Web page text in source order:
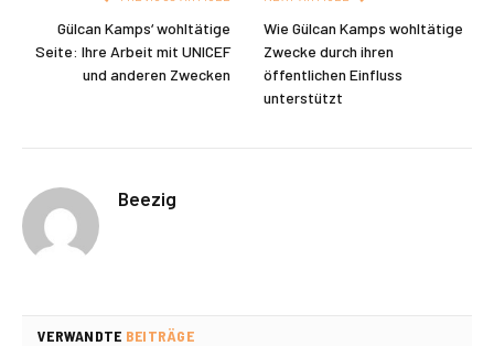
Gülcan Kamps‘ wohltätige
Seite: Ihre Arbeit mit UNICEF
und anderen Zwecken
Wie Gülcan Kamps wohltätige
Zwecke durch ihren
öffentlichen Einfluss
unterstützt
Beezig
VERWANDTE BEITRÄGE